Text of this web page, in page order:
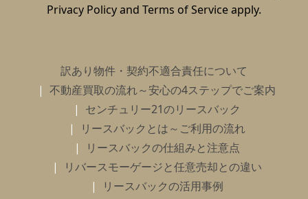
Privacy Policyand Terms of Serviceapply.
訳あり物件・契約不適合責任について
不動産買取の流れ～安心の4ステップでご案内
センチュリー21のリースバック
リースバックとは～ご利用の流れ
リースバックの仕組みと注意点
リバースモーゲージと任意売却との違い
リースバックの活用事例